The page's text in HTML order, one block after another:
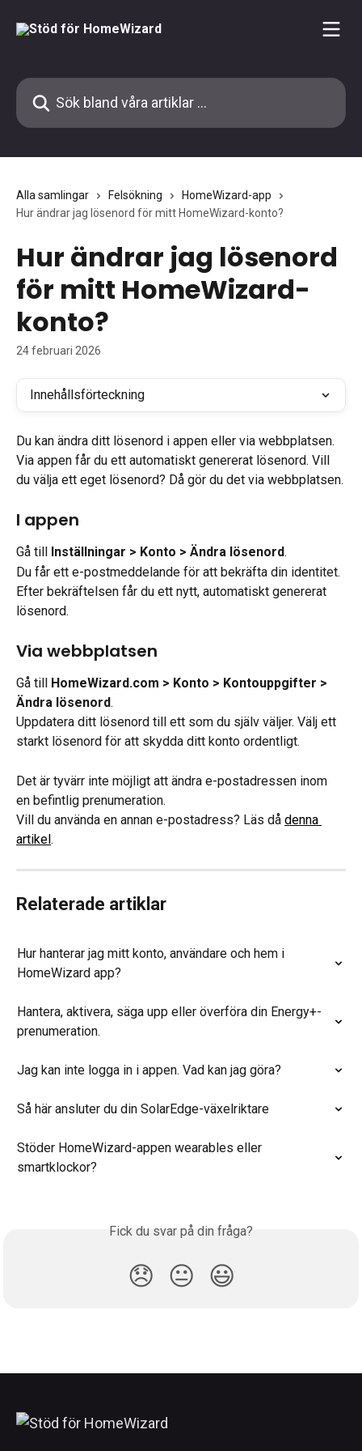
Sök bland våra artiklar …
Alla samlingar Felsökning
HomeWizard-app
Hur ändrar jag lösenord för mitt HomeWizard-konto?
Hur ändrar jag lösenord
för mitt HomeWizard-
konto?
24 februari 2026
Innehållsförteckning
Du kan ändra ditt lösenord i appen eller via webbplatsen.
Via appen får du ett automatiskt genererat lösenord. Vill
du välja ett eget lösenord? Då gör du det via webbplatsen.
I appen
Gå till Inställningar > Konto > Ändra lösenord.
Du får ett e-postmeddelande för att bekräfta din identitet.
Efter bekräftelsen får du ett nytt, automatiskt genererat
lösenord.
Via webbplatsen
Gå till
HomeWizard.com > Konto > Kontouppgifter >
Ändra lösenord.
Uppdatera ditt lösenord till ett som du själv väljer. Välj ett
starkt lösenord för att skydda ditt konto ordentligt.
Det är tyvärr inte möjligt att ändra e-postadressen inom
en befintlig prenumeration.
Vill du använda en annan e-postadress? Läs då denna
artikel.
Relaterade artiklar
Hur hanterar jag mitt konto, användare och hem i
HomeWizard app?
Hantera, aktivera, säga upp eller överföra din Energy+-
prenumeration.
Jag kan inte logga in i appen. Vad kan jag göra?
Så här ansluter du din SolarEdge-växelriktare
Stöder HomeWizard-appen wearables eller
smartklockor?
Fick du svar på din fråga?
😞 😐 😃